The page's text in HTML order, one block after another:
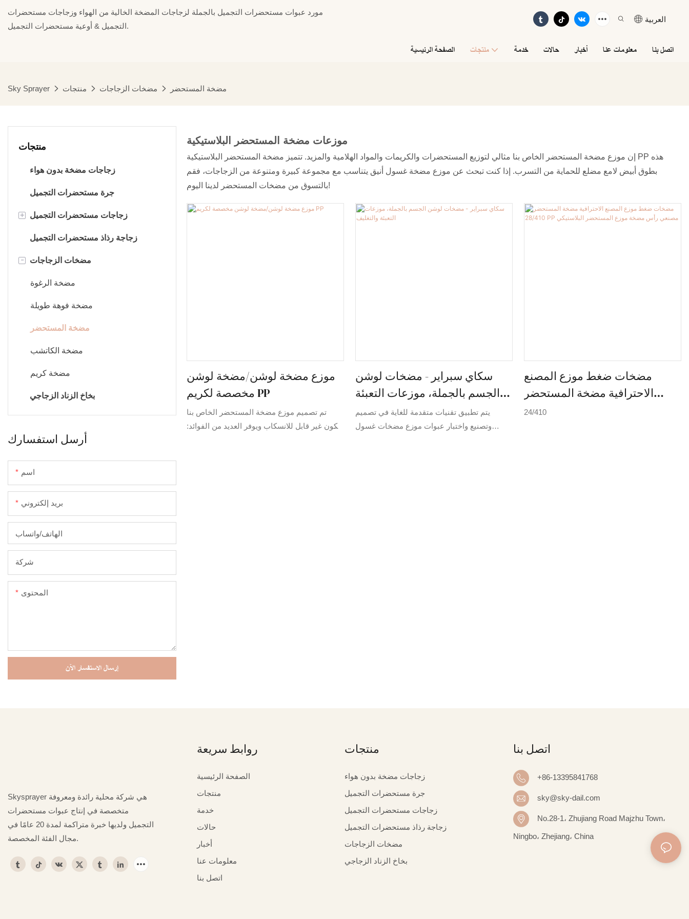
مورد عبوات مستحضرات التجميل بالجملة لزجاجات المضخة الخالية من الهواء وزجاجات مستحضرات
التجميل & أوعية مستحضرات التجميل.
العربية
الصفحة الرئيسية منتجات خدمة حالات أخبار معلومات عنا اتصل بنا
Sky Sprayer منتجات مضخات الزجاجات مضخة المستحضر
منتجات
زجاجات مضخة بدون هواء
جرة مستحضرات التجميل
+ زجاجات مستحضرات التجميل
زجاجة قطارة
زجاجة طلاء الأظافر
زجاجة رذاذ مستحضرات التجميل
- مضخات الزجاجات
مضخة الرغوة
مضخة فوهة طويلة
مضخة المستحضر
مضخة الكاتشب
مضخة كريم
بخاخ الزناد الزجاجي
أرسل استفسارك
اسم
بريد إلكتروني
الهاتف/واتساب
شركة
المحتوى
إرسال الاستفسار الآن
موزعات مضخة المستحضر البلاستيكية
إن موزع مضخة المستحضر الخاص بنا مثالي لتوزيع المستحضرات والكريمات والمواد الهلامية والمزيد. تتميز مضخة المستحضر البلاستيكية PP هذه
بطوق أبيض لامع مضلع للحماية من التسرب. إذا كنت تبحث عن موزع مضخة غسول أنيق يتناسب مع مجموعة كبيرة ومتنوعة من الزجاجات، فقم
بالتسوق من مضخات المستحضر لدينا اليوم!
موزع مضخة لوشن/مضخة لوشن
مخصصة لكريم PP
تم تصميم موزع مضخة المستحضر الخاص بنا
ليكون غير قابل للانسكاب ويوفر العديد من الفوائد:
سكاي سبراير - مضخات لوشن
الجسم بالجملة، موزعات التعبئة
والتغليف
يتم تطبيق تقنيات متقدمة للغاية في تصميم
وتصنيع واختبار عبوات موزع مضخات غسول
مضخات ضغط موزع المصنع
الاحترافية مضخة المستحضر
28/410 PP مصنعي رأس مضخة
24/410
Skysprayer هي شركة محلية رائدة ومعروفة
متخصصة في إنتاج عبوات مستحضرات
التجميل ولديها خبرة متراكمة لمدة 20 عامًا في
مجال الفئة المخصصة.
روابط سريعة
الصفحة الرئيسية
منتجات
خدمة
حالات
أخبار
معلومات عنا
اتصل بنا
منتجات
زجاجات مضخة بدون هواء
جرة مستحضرات التجميل
زجاجات مستحضرات التجميل
زجاجة رذاذ مستحضرات التجميل
مضخات الزجاجات
بخاخ الزناد الزجاجي
اتصل بنا
+86-13395841768
sky@sky-dail.com
No.28-1، Zhujiang Road Majzhu Town،
Ningbo، Zhejiang، China